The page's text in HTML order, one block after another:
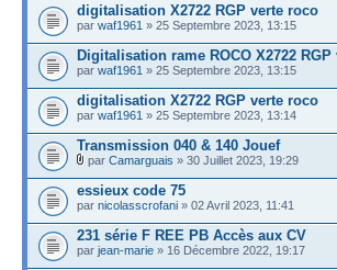
digitalisation X2722 RGP verte roco
par waf1961 » 25 Septembre 2023, 13:15
Digitalisation rame ROCO X2722 RGP
par waf1961 » 25 Septembre 2023, 13:15
digitalisation X2722 RGP verte roco
par waf1961 » 25 Septembre 2023, 13:14
Transmission 040 & 140 Jouef
par Camarguais » 30 Juillet 2023, 19:29
essieux code 75
par nicolasscrofani » 02 Avril 2023, 11:41
231 série F REE PB Accès aux CV
par jean-marie » 16 Décembre 2022, 19:17